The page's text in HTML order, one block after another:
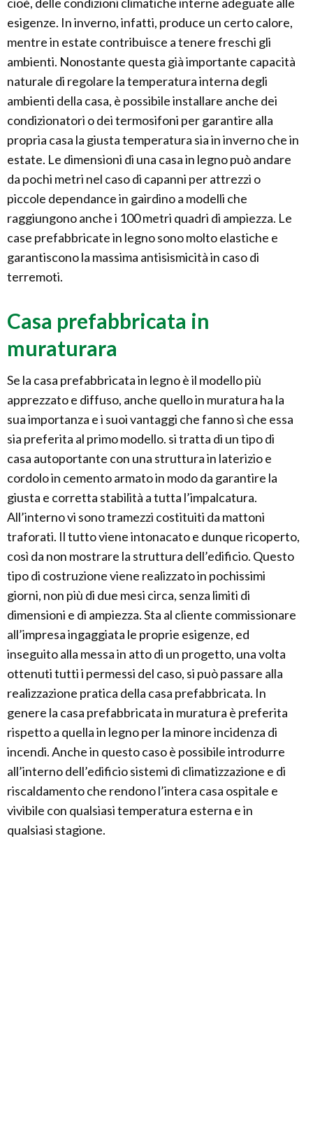
esigenze. In inverno, infatti, produce un certo calore,
mentre in estate contribuisce a tenere freschi gli
ambienti. Nonostante questa già importante capacità
naturale di regolare la temperatura interna degli
ambienti della casa, è possibile installare anche dei
condizionatori o dei termosifoni per garantire alla
propria casa la giusta temperatura sia in inverno che in
estate. Le dimensioni di una casa in legno può andare
da pochi metri nel caso di capanni per attrezzi o
piccole dependance in gairdino a modelli che
raggiungono anche i 100 metri quadri di ampiezza. Le
case prefabbricate in legno sono molto elastiche e
garantiscono la massima antisismicità in caso di
terremoti.
Casa prefabbricata in
muraturara
Se la casa prefabbricata in legno è il modello più
apprezzato e diffuso, anche quello in muratura ha la
sua importanza e i suoi vantaggi che fanno sì che essa
sia preferita al primo modello. si tratta di un tipo di
casa autoportante con una struttura in laterizio e
cordolo in cemento armato in modo da garantire la
giusta e corretta stabilità a tutta l’impalcatura.
All’interno vi sono tramezzi costituiti da mattoni
traforati. Il tutto viene intonacato e dunque ricoperto,
così da non mostrare la struttura dell’edificio. Questo
tipo di costruzione viene realizzato in pochissimi
giorni, non più di due mesi circa, senza limiti di
dimensioni e di ampiezza. Sta al cliente commissionare
all’impresa ingaggiata le proprie esigenze, ed
inseguito alla messa in atto di un progetto, una volta
ottenuti tutti i permessi del caso, si può passare alla
realizzazione pratica della casa prefabbricata. In
genere la casa prefabbricata in muratura è preferita
rispetto a quella in legno per la minore incidenza di
incendi. Anche in questo caso è possibile introdurre
all’interno dell’edificio sistemi di climatizzazione e di
riscaldamento che rendono l’intera casa ospitale e
vivibile con qualsiasi temperatura esterna e in
qualsiasi stagione.